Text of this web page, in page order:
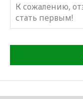
К сожалению,
стать первым!